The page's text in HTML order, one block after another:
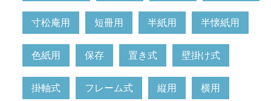
寸松庵用 短冊用 半紙用 半懐紙用
色紙用 保存 置き式 壁掛け式
掛軸式 フレーム式 縦用 横用